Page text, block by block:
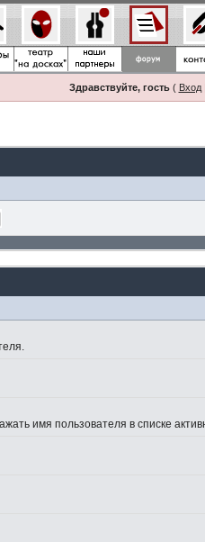
Здравствуйте, гость( Вход|
имя пользователя в списке